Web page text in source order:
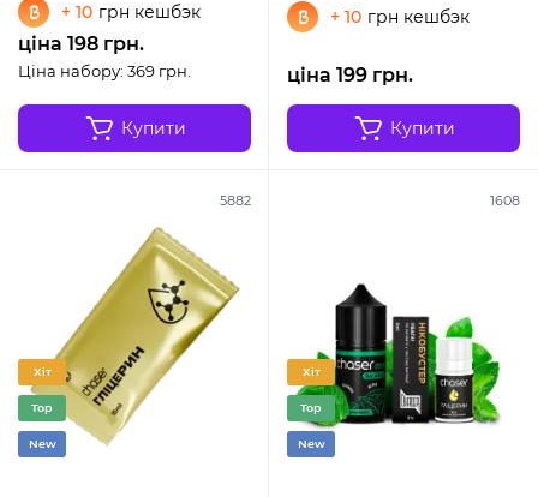
+ 10 грн кешбэк
ціна 198 грн.
Ціна набору: 369 грн.
Купити
+ 10 грн кешбэк
ціна 199 грн.
Купити
5882
Хіт
Top
New
1608
Хіт
Top
New